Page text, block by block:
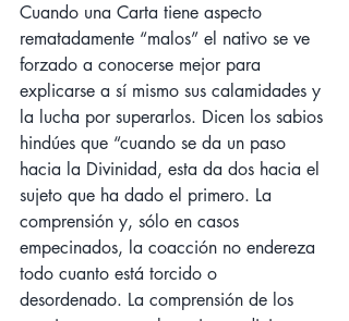
Cuando una Carta tiene aspecto
rematadamente “malos” el nativo se ve
forzado a conocerse mejor para
explicarse a sí mismo sus calamidades y
la lucha por superarlos. Dicen los sabios
hindúes que “cuando se da un paso
hacia la Divinidad, esta da dos hacia el
sujeto que ha dado el primero. La
comprensión y, sólo en casos
empecinados, la coacción no endereza
todo cuanto está torcido o
desordenado. La comprensión de los